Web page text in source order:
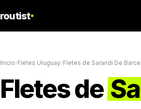
routist
Inicio›Fletes Uruguay›Fletes de Sarandi De
Fletes de